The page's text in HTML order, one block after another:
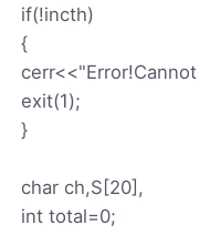
if(!incth)
{
exit(1);
}
char ch,S[20],
int total=0;